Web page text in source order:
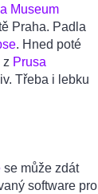
Museum
Praha. Padla
. Hned poté
z Prusa
Třeba i lebku
se může zdát
software pro